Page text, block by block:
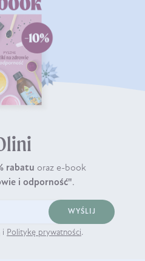
rabatu oraz e-book
i odporność".
WYŚLIJ
i Politykę prywatności.